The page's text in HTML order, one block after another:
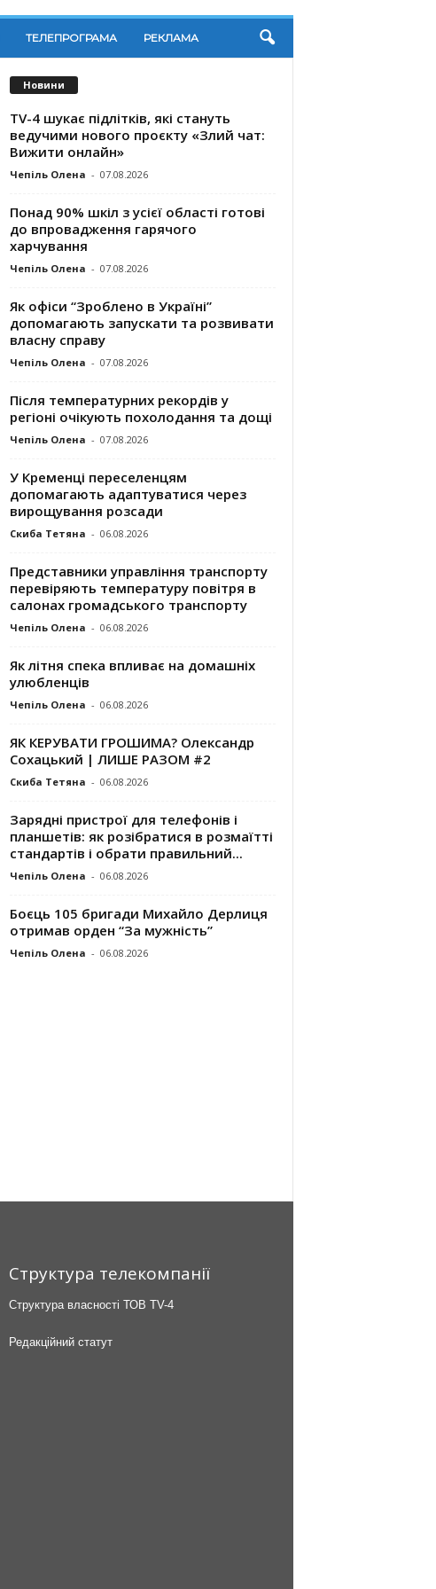
ТЕЛЕПРОГРАМА РЕКЛАМА
Новини
TV-4 шукає підлітків, які стануть
ведучими нового проєкту «Злий чат:
Вижити онлайн»
Чепіль Олена - 07.08.2026
Понад 90% шкіл з усієї області готові
до впровадження гарячого
харчування
Чепіль Олена - 07.08.2026
Як офіси “Зроблено в Україні”
допомагають запускaти та розвивати
власну справу
Чепіль Олена - 07.08.2026
Після температурних рекордів у
регіоні очікують похолодання та дощі
Чепіль Олена - 07.08.2026
У Кременці переселенцям
допомагають адаптуватися через
вирощування розсади
Скиба Тетяна - 06.08.2026
Представники управління транспорту
перевіряють температуру повітря в
салонах громадського транспорту
Чепіль Олена - 06.08.2026
Як літня спека впливає на домашніх
улюбленців
Чепіль Олена - 06.08.2026
ЯК КЕРУВАТИ ГРОШИМА? Олександр
Сохацький | ЛИШЕ РАЗОМ #2
Скиба Тетяна - 06.08.2026
Зарядні пристрої для телефонів і
планшетів: як розібратися в розмаїтті
стандартів і обрати правильний...
Чепіль Олена - 06.08.2026
Боєць 105 бригади Михайло Дерлиця
отримав орден “За мужність”
Чепіль Олена - 06.08.2026
Структура телекомпанії
Структура власності ТОВ TV-4
Редакційний статут